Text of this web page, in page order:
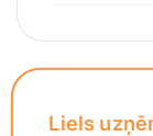
Liels